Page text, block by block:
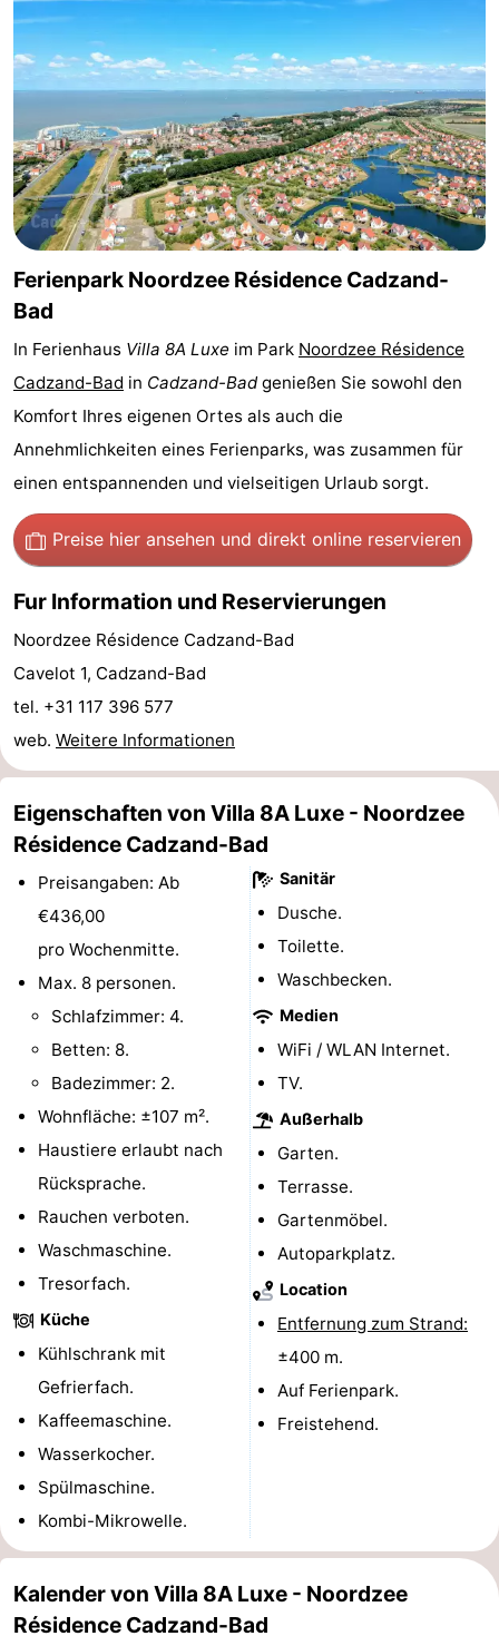
Bad
Bad
Strand
Resort
Nieuwvliet-
Bad
-
Waterdunen
-
Zonneweelde
Zwinhoeve
Hotels
Lastminutes
Strand
Sehen
tun
Museen
-
Mühlen
-
Aussichtspunkte
Attraktionen
Rundfahrten
-
Spielplätze
-
Indoor-
Spielplätze
-
Bowling
-
Minigolfplätze
Wellness-
Zentren
Dörfer
Städte
Sport
Schwimmbader
-
Radfahren
Wandern
-
Golfplatze
-
Sportangeln
Haifischzähne
Essen
trinken
Praktisch
Ferienpark Noordzee Résidence Cadzand-
Bad
In Ferienhaus Villa 8A Luxe im Park Noordzee Résidence
Cadzand-Bad in Cadzand-Badgenießen Sie sowohl den
Komfort Ihres eigenen Ortes als auch die
Annehmlichkeiten eines Ferienparks, was zusammen für
einen entspannenden und vielseitigen Urlaub sorgt.
Preise hier ansehen und direkt online reservieren
Fur Information und Reservierungen
Noordzee Résidence Cadzand-Bad
Cavelot 1, Cadzand-Bad
tel. +31 117 396 577
web. Weitere Informationen
Eigenschaften von Villa 8A Luxe - Noordzee
Résidence Cadzand-Bad
Preisangaben: Ab
€436,00
pro Wochenmitte.
Max. 8 personen.
Schlafzimmer: 4.
Betten: 8.
Badezimmer: 2.
Wohnfläche: ±107 m².
Haustiere erlaubt nach
Rücksprache.
Rauchen verboten.
Waschmaschine.
Tresorfach.
Küche
Kühlschrank mit
Gefrierfach.
Kaffeemaschine.
Wasserkocher.
Spülmaschine.
Kombi-Mikrowelle.
Sanitär
Dusche.
Toilette.
Waschbecken.
Medien
WiFi / WLAN Internet.
TV.
Außerhalb
Garten.
Terrasse.
Gartenmöbel.
Autoparkplatz.
Location
Entfernung zum Strand:
±400 m.
Auf Ferienpark.
Freistehend.
Kalender von Villa 8A Luxe - Noordzee
Résidence Cadzand-Bad